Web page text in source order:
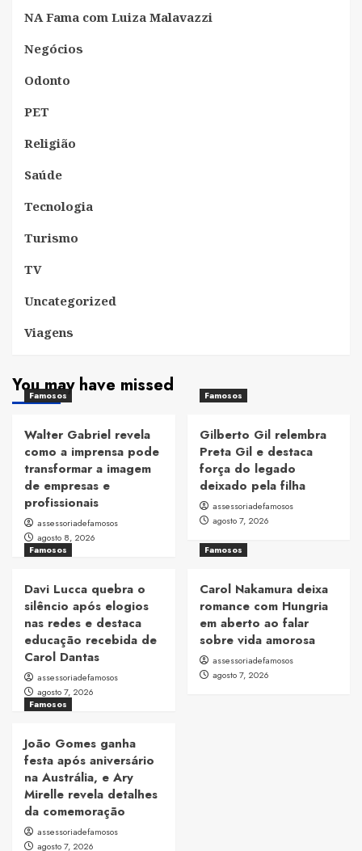
NA Fama com Luiza Malavazzi
Negócios
Odonto
PET
Religião
Saúde
Tecnologia
Turismo
TV
Uncategorized
Viagens
You may have missed
Famosos
Walter Gabriel revela
como a imprensa pode
transformar a imagem
de empresas e
profissionais
assessoriadefamosos
agosto 8, 2026
Famosos
Gilberto Gil relembra
Preta Gil e destaca
força do legado
deixado pela filha
assessoriadefamosos
agosto 7, 2026
Famosos
Davi Lucca quebra o
silêncio após elogios
nas redes e destaca
educação recebida de
Carol Dantas
assessoriadefamosos
agosto 7, 2026
Famosos
Carol Nakamura deixa
romance com Hungria
em aberto ao falar
sobre vida amorosa
assessoriadefamosos
agosto 7, 2026
Famosos
João Gomes ganha
festa após aniversário
na Austrália, e Ary
Mirelle revela detalhes
da comemoração
assessoriadefamosos
agosto 7, 2026